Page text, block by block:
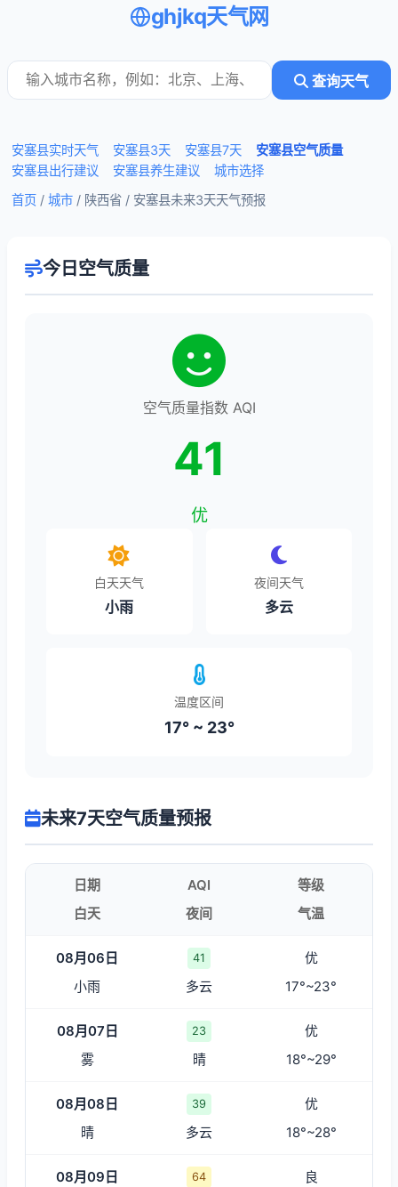
ghjkq天气网
查询天气
安塞县实时天气 安塞县3天 安塞县7天
安塞县空气质量
安塞县出行建议
安塞县养生建议
城市选择
首页 / 城市 / 陕西省 / 安塞县未来3天天气预报
今日空气质量
空气质量指数 AQI
41
优
白天天气
小雨
夜间天气
多云
温度区间
17° ~ 23°
未来7天空气质量预报
日期 AQI
等级
白天
夜间 气温
08月06日 41
优
小雨
多云 17°~23°
08月07日 23
优
雾
晴 18°~29°
08月08日 39
优
晴
多云 18°~28°
08月09日 64
良